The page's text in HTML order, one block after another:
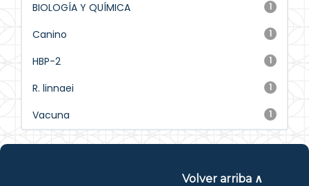
1
BIOLOGÍA Y QUÍMICA
1
Canino
1
HBP-2
1
R. linnaei
1
Vacuna
Volver arriba ∧